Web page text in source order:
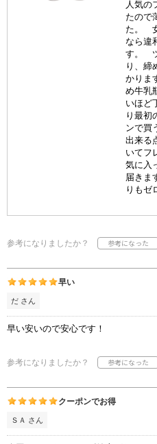
人気の
たので
た。
なら違
す。
り、締
かりま
め牛乳
いほど
り最初
ンで買
出来る
いてフ
気に入
届きま
りもゼ
参考になりましたか？
早い
だ さん
早い安いので安心です！
参考になりましたか？
クーポンでお得
ＳＡ さん